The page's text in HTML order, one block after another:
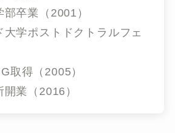
卒業（2001）
大学ポストドクトラルフェ
取得（2005）
業（2016）